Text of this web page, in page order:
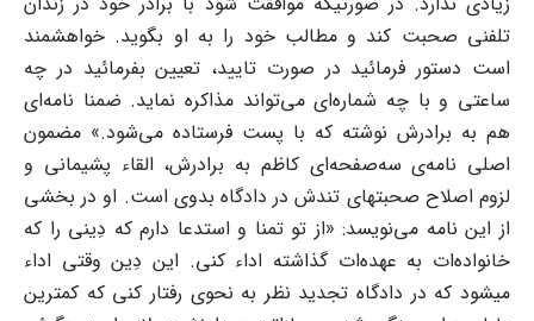
تلفنی صحبت کند و مطالب خود را به او بگوید. خواهشمند
است دستور فرمائید در صورت تایید، تعیین بفرمائید در چه
ساعتی و با چه شماره‌ای می‌‎تواند مذاکره نماید. ضمنا نامه‌ای
هم به برادرش نوشته که با پست فرستاده می‌شود.» مضمون
اصلی نامه‌ی سه‌صفحه‌ای کاظم به برادرش، القاء پشیمانی و
لزوم اصلاح صحبتهای تندش در دادگاه بدوی است. او در بخشی
از این نامه می‌نویسد: «از تو تمنا و استدعا دارم که دِینی را که
خانواده‌ات به عهده‌ات گذاشته اداء کنی. این دِین وقتی اداء
میشود که در دادگاه تجدید نظر به نحوی رفتار کنی که کمترین